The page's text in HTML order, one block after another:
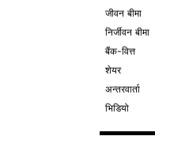
जीवन बीमा
निर्जीवन बीमा
बैंक-वित्त
शेयर
अन्तरवार्ता
भिडियो